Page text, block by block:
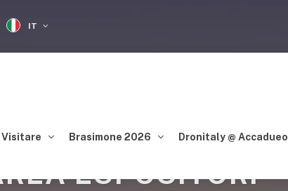
IT
Visitare Brasimone 2026 Dronitaly @ Accadueo
ESPOSITORI